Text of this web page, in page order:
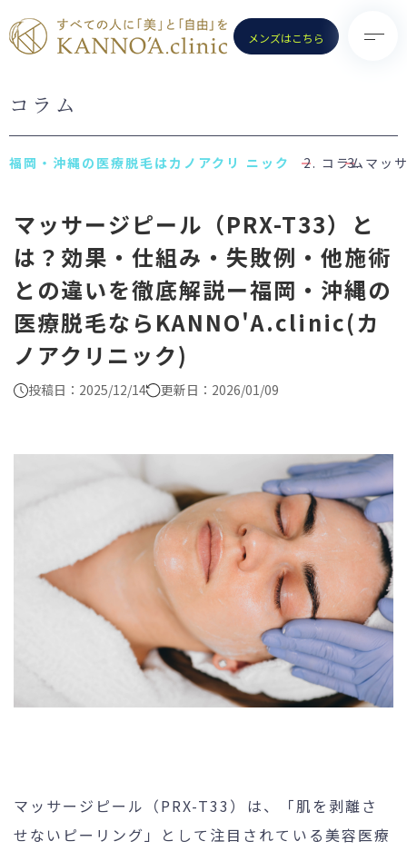
メンズはこちら
TOP
クリニック一覧
お知らせ
初めての方へ
よくある質問
コラム
お問い合わせ
- 医療脱毛（女性）
- ポテンツァ
- ノーリス(IPL)
- 水光注射
- ピコトーニング
（Dr.施術）
- 刺青(タトゥー）除去
- VISIA
- CO2（炭酸ガス）レーザー
- ジュベルック(Juvelook)
- ボツリヌストキシン注射
- ケミカルピーリング
- マッサージピール
- ダーマペン4
- 他院抜糸・ホッチキス除去
コラム
コラム マッ
マッサージピール（PRX-T33）と
は？効果・仕組み・失敗例・他施術
との違いを徹底解説ー福岡・沖縄の
医療脱毛ならKANNO'A.clinic(カ
ノアクリニック)
投稿日：2025/12/14 更新日：2026/01/09
マッサージピール（PRX-T33）は、「肌を剥離さ
せないピーリング」として注目されている美容医療